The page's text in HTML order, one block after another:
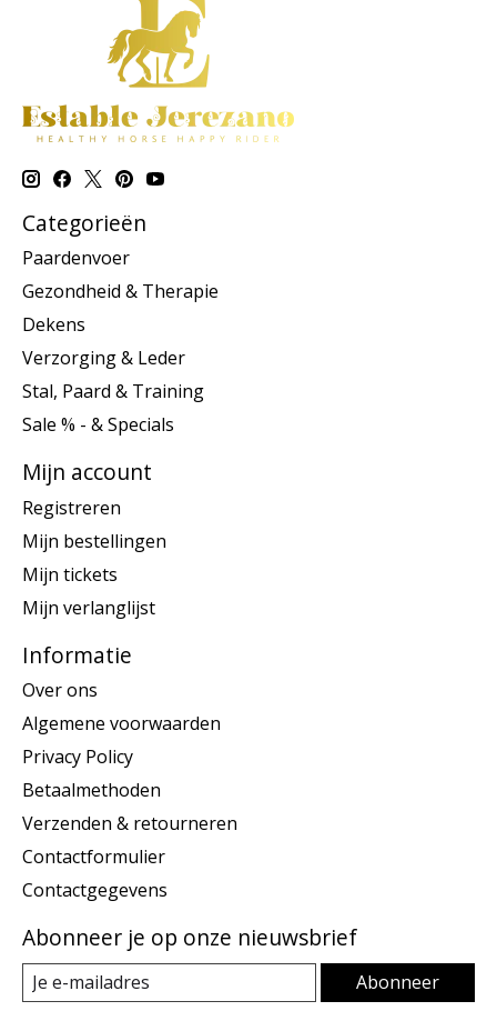
Categorieën
Paardenvoer
Gezondheid & Therapie
Dekens
Verzorging & Leder
Stal, Paard & Training
Sale % - & Specials
Mijn account
Registreren
Mijn bestellingen
Mijn tickets
Mijn verlanglijst
Informatie
Over ons
Algemene voorwaarden
Privacy Policy
Betaalmethoden
Verzenden & retourneren
Contactformulier
Contactgegevens
Abonneer je op onze nieuwsbrief
Abonneer